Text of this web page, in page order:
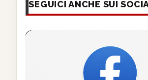
SEGUICI ANCHE SUI